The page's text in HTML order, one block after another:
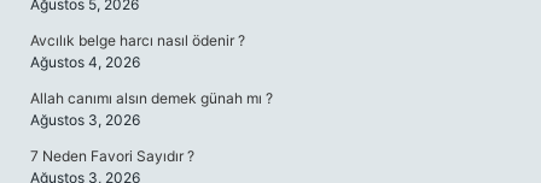
Ağustos 5, 2026
Avcılık belge harcı nasıl ödenir ?
Ağustos 4, 2026
Allah canımı alsın demek günah mı ?
Ağustos 3, 2026
7 Neden Favori Sayıdır ?
Ağustos 3, 2026